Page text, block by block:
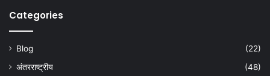
Categories
Blog
(22)
अंतरराष्ट्रीय
(48)